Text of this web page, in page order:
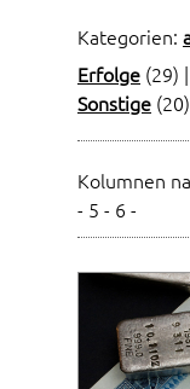
Kategorien:
Erfolge (29) |
Sonstige (20)
Kolumnen
- 5 - 6 -